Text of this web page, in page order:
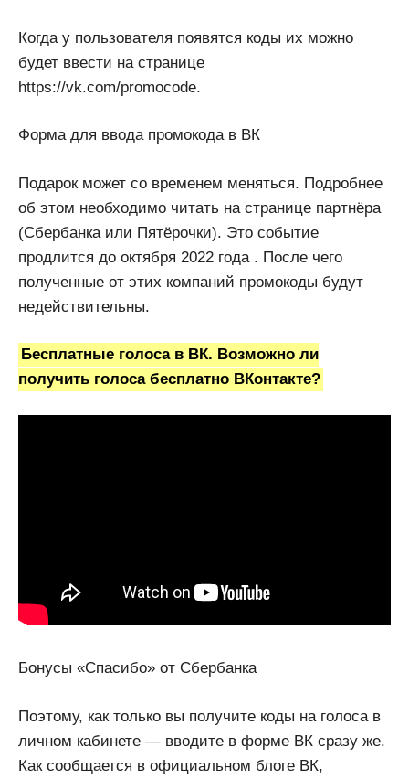
Когда у пользователя появятся коды их можно
будет ввести на странице
https://vk.com/promocode.
Форма для ввода промокода в ВК
Подарок может со временем меняться. Подробнее
об этом необходимо читать на странице партнёра
(Сбербанка или Пятёрочки). Это событие
продлится до октября 2022 года . После чего
полученные от этих компаний промокоды будут
недействительны.
Бесплатные голоса в ВК. Возможно ли
получить голоса бесплатно ВКонтакте?
Бонусы «Спасибо» от Сбербанка
Поэтому, как только вы получите коды на голоса в
личном кабинете — вводите в форме ВК сразу же.
Как сообщается в официальном блоге ВК,